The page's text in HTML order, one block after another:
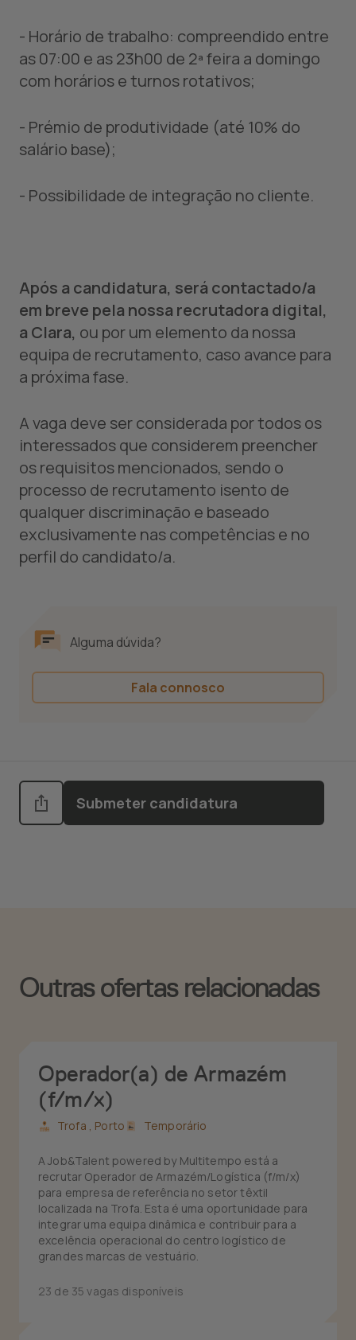
- Horário de trabalho: compreendido entre
as 07:00 e as 23h00 de 2ª feira a domingo
com horários e turnos rotativos;
- Prémio de produtividade (até 10% do
salário base);
- Possibilidade de integração no cliente.
Após a candidatura, será contactado/a
em breve pela nossa recrutadora digital,
a Clara, ou por um elemento da nossa
equipa de recrutamento, caso avance para
a próxima fase.
A vaga deve ser considerada por todos os
interessados que considerem preencher
os requisitos mencionados, sendo o
processo de recrutamento isento de
qualquer discriminação e baseado
exclusivamente nas competências e no
perfil do candidato/a.
Alguma dúvida?
Fala connosco
Submeter candidatura
Outras ofertas relacionadas
Operador(a) de Armazém
(f/m/x)
Trofa , Porto Temporário
A Job&Talent powered by Multitempo está a
recrutar Operador de Armazém/Logística (f/m/x)
para empresa de referência no setor têxtil
localizada na Trofa. Esta é uma oportunidade para
integrar uma equipa dinâmica e contribuir para a
excelência operacional do centro logístico de
grandes marcas de vestuário.
23 de 35 vagas disponíveis